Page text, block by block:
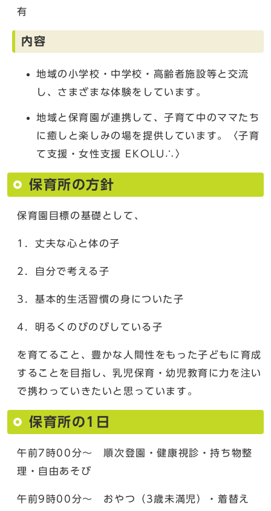
有
内容
地域の小学校・中学校・高齢者施設等と交流
し、さまざまな体験をしています。
地域と保育園が連携して、子育て中のママたち
に癒しと楽しみの場を提供しています。〈子育
て支援・女性支援 EKOLU∴〉
保育所の方針
保育園目標の基礎として、
1．丈夫な心と体の子
2．自分で考える子
3．基本的生活習慣の身についた子
4．明るくのびのびしている子
を育てること、豊かな人間性をもった子どもに育成
することを目指し、乳児保育・幼児教育に力を注い
で携わっていきたいと思っています。
保育所の1日
午前7時00分～ 順次登園・健康視診・持ち物整
理・自由あそび
午前9時00分～ おやつ（3歳未満児）・着替え